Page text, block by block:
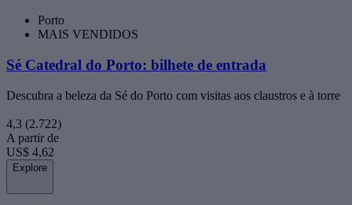
Porto
MAIS VENDIDOS
Sé Catedral do Porto: bilhete de entrada
Descubra a beleza da Sé do Porto com visitas aos claustros e à torre
4,3 (2.722)
A partir de
US$ 4,62
Explore